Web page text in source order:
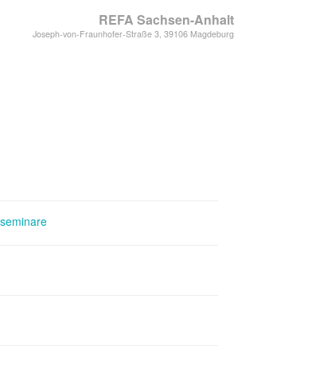
REFA Sachsen-Anhalt
Joseph-von-Fraunhofer-Straße 3, 39106 Magdeburg